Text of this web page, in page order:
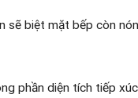
biệt mặt bếp còn
phần diện tích tiếp